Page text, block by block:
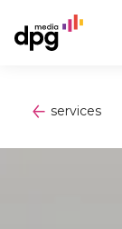
services